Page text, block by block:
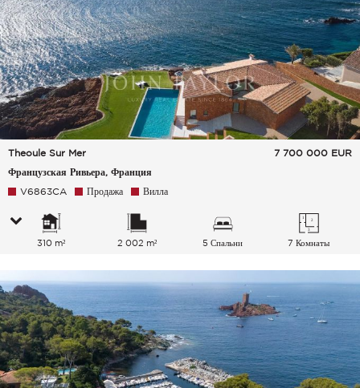
Theoule Sur Mer
Французская Ривьера, Франция
7 700 000 EUR
V6863CA Продажа Вилла
310 m² 2 002 m² 5 Спальни 7 Комнаты